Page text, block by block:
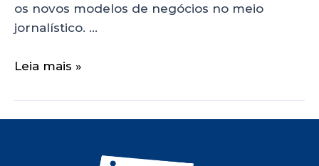
os novos modelos de negócios no meio
jornalístico. …
Leia mais »